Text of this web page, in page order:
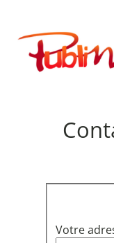
contenu
Publimath
Votre